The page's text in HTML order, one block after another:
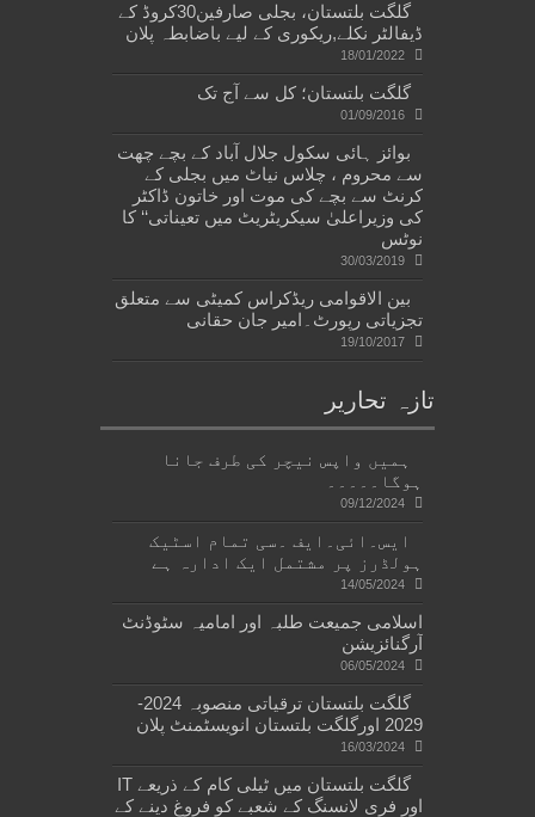
گلگت بلتستان، بجلی صارفین30کروڈ کے
ڈیفالٹر نکلے,ریکوری کے لیے باضابطہ پلان
18/01/2022
گلگت بلتستان؛ کل سے آج تک
01/09/2016
بوائز ہائی سکول جلال آباد کے بچے چھت
سے محروم ، چلاس نیاٹ میں بجلی کے
کرنٹ سے بچے کی موت اور خاتون ڈاکٹر
کی وزیراعلیٰ سیکریٹریٹ میں تعیناتی‘‘ کا
نوٹس
30/03/2019
بین الاقوامی ریڈکراس کمیٹی سے متعلق
تجزیاتی رپورٹ۔امیر جان حقانی
19/10/2017
تازہ تحاریر
ہمیں واپس نیچر کی طرف جانا
ہوگا۔۔۔۔۔
09/12/2024
ایس۔ائی۔ایف ۔سی تمام اسٹیک
ہولڈرز پر مشتمل ایک ادارہ ہے
14/05/2024
اسلامی جمیعت طلبہ اور امامیہ سٹوڈنٹ
آرگنائزیشن
06/05/2024
گلگت بلتستان ترقیاتی منصوبہ 2024-
2029 اورگلگت بلتستان انویسٹمنٹ پلان
16/03/2024
گلگت بلتستان میں ٹیلی کام کے ذریعے IT
اور فری لانسنگ کے شعبے کو فروغ دینے کے